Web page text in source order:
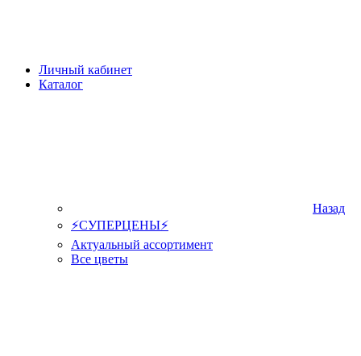
Личный кабинет
Каталог
Назад
⚡СУПЕРЦЕНЫ⚡
Актуальный ассортимент
Все цветы